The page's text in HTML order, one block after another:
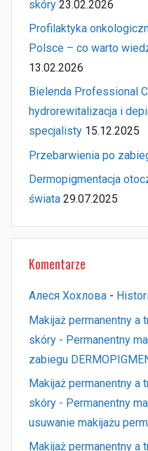
skóry 23.02.2026
Profilaktyka
Polsce – co warto
13.02.2026
Bielenda Professional
hydrorewitalizacja i
specjalisty 15.12.2025
Przebarwienia po
Dermopigmentacja
świata 29.07.2025
Komentarze
Алеся Хохлова -
Makijaż permanentny a
skóry - Permanentny
zabiegu
Makijaż permanentny a
skóry - Permanentny
usuwanie makijażu
Makijaż permanentny a